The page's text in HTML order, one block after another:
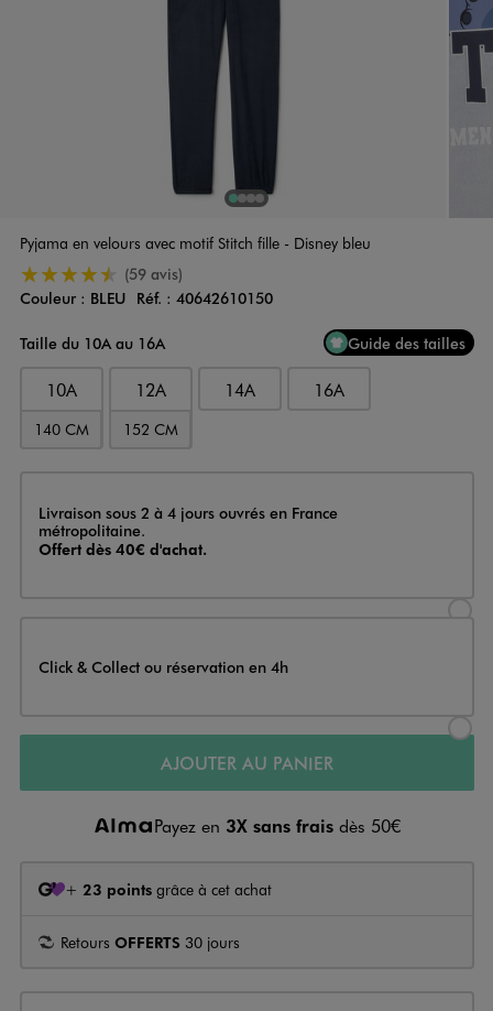
1Sur 4
2Sur 4
3Sur 4
4 Sur 4
Pyjama en velours avec motif Stitch fille - Disney bleu
4.5/5 de moyenne
(59 avis)
Couleur
Couleur : BLEU Réf. : 40642610150
Taille du 10A au 16A
Guide des tailles
10A
140 CM
12A
152 CM
14A 16A
Livraison
Livraison sous 2 à 4 jours ouvrés en France
métropolitaine.
Offert dès 40€ d'achat.
Click & Collect ou réservation en 4h
AJOUTER AU PANIER
Payez en 3X sans frais dès 50€
+ 23 points grâce à cet achat
Retours OFFERTS 30 jours